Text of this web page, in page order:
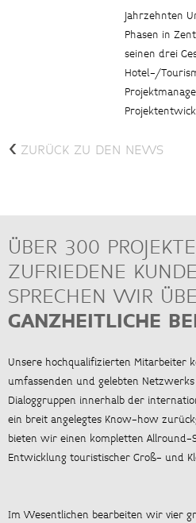
Jahrzehnten
Phasen in
seinen drei
Hotel-/
< ZURÜCK ZU DEN NEWS
ÜBER 300
ZUFRIEDENE
SPRECHEN WIR
GANZHEITLICHE
Unsere hochqualifizierten Mitarbeiter
umfassenden und gelebten
Dialoggruppen innerhalb der
ein breit angelegtes Know-how
bieten wir einen kompletten Allround-
Entwicklung touristischer Groß- und
Im Wesentlichen bearbeiten wir vier